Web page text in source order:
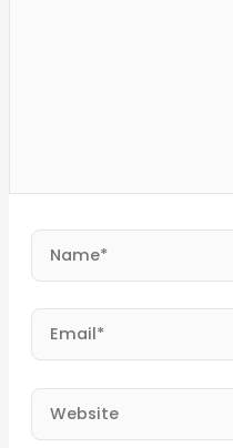
Name*
Website